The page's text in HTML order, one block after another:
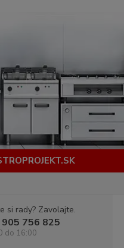
si rady? Zavolajte.
756 825
do 16:00